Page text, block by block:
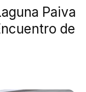
Paiva
de